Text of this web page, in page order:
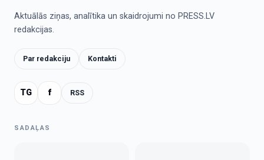
Aktuālās ziņas, analītika un skaidrojumi no PRESS.LV
redakcijas.
Par redakciju Kontakti
TG f RSS
SADAĻAS